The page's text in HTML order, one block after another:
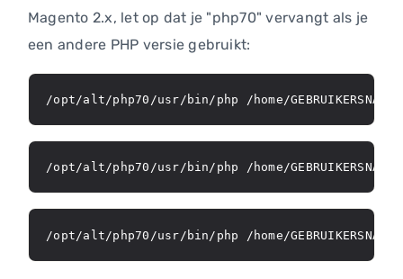
Magento 2.x, let op dat je "php70" vervangt als je
een andere PHP versie gebruikt:
/opt/alt/php70/usr/bin/php /home/
/opt/alt/php70/usr/bin/php /home/
/opt/alt/php70/usr/bin/php /home/